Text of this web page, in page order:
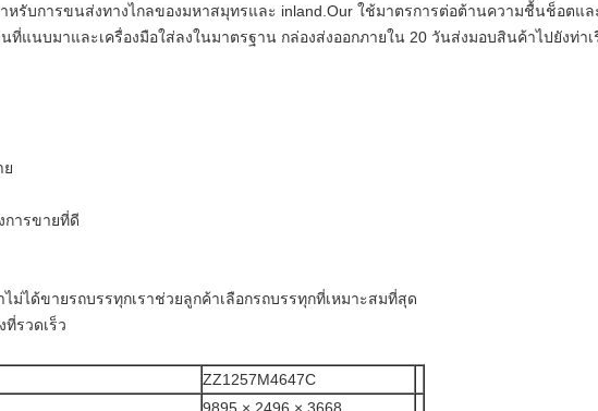
รับการขนส่งทางไกลของมหาสมุทรและ inland.Our ใช้มาตรการต่อต้านความชื้นช็อตแ
แนบมาและเครื่องมือใส่ลงในมาตรฐาน กล่องส่งออกภายใน 20 วันส่งมอบสินค้าไปยังท่า
ย
ารขายที่ดี
ไม่ได้ขายรถบรรทุกเราช่วยลูกค้าเลือกรถบรรทุกที่เหมาะสมที่สุด
ที่รวดเร็ว
ZZ1257M4647C